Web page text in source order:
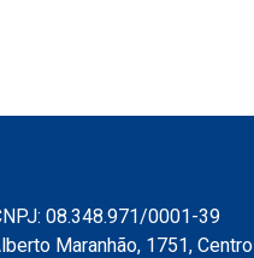
08.348.971/0001-39
Maranhão, 1751, Centro